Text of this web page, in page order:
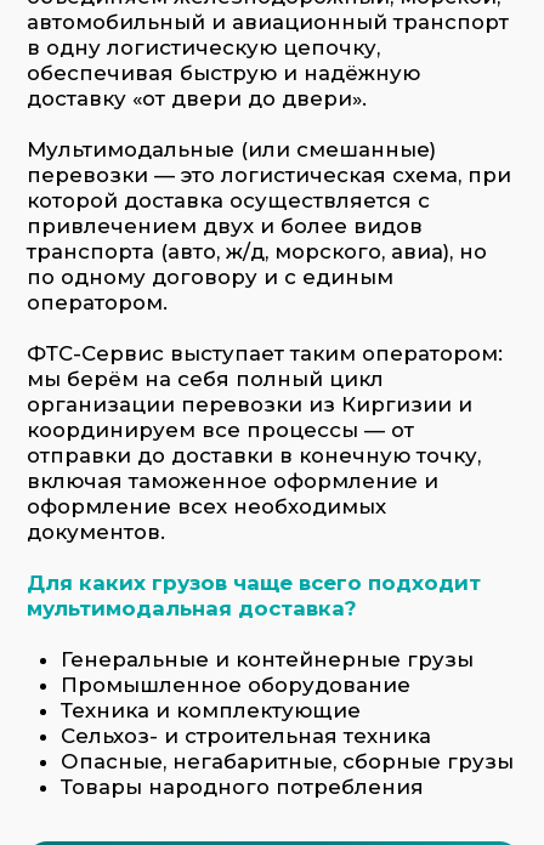
Заказать услугу
ФТС-Сервис выступает таким оператором:
мы берём на себя полный цикл
организации перевозки из Киргизии и
координируем все процессы — от
отправки до доставки в конечную точку,
документов.
Для каких грузов чаще всего подходит
мультимодальная доставка?
Генеральные и контейнерные грузы
Промышленное оборудование
Техника и комплектующие
Сельхоз- и строительная техника
Опасные, негабаритные, сборные грузы